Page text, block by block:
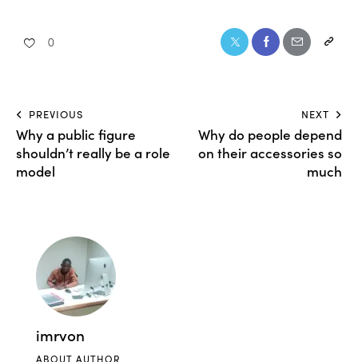
0
PREVIOUS
Why a public figure
shouldn’t really be a role
model
NEXT
Why do people depend
on their accessories so
much
imrvon
ABOUT AUTHOR